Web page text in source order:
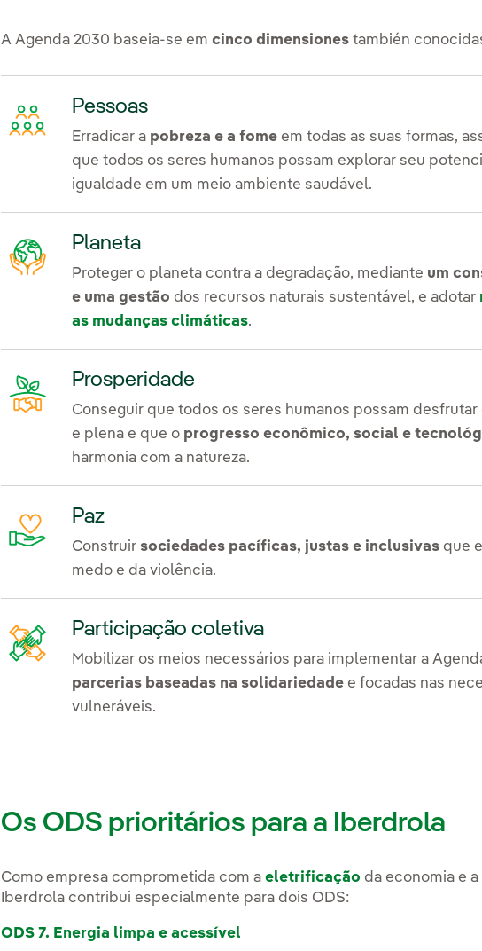
A Agenda 2030 baseia-se em cinco dimensiones también
Pessoas
Erradicar a pobreza e a fome em todas as suas formas,
que todos os seres humanos possam explorar seu
igualdade em um meio ambiente saudável.
Planeta
Proteger o planeta contra a degradação, mediante um
e uma gestão dos recursos naturais sustentável, e adotar
as mudanças climáticas.
Prosperidade
Conseguir que todos os seres humanos possam
e plena e que o progresso econômico, social e
harmonia com a natureza.
Paz
Construir sociedades pacíficas, justas e inclusivas que
medo e da violência.
Participação coletiva
Mobilizar os meios necessários para implementar a
parcerias baseadas na solidariedade e focadas nas
vulneráveis.
Os ODS prioritários para a Iberdrola
Como empresa comprometida com aeletrificação da economia e
Iberdrola contribui especialmente para dois ODS:
ODS 7. Energia limpa e acessível